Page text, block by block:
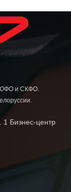
ЮФО и СКФО.
1 Бизнес-центр